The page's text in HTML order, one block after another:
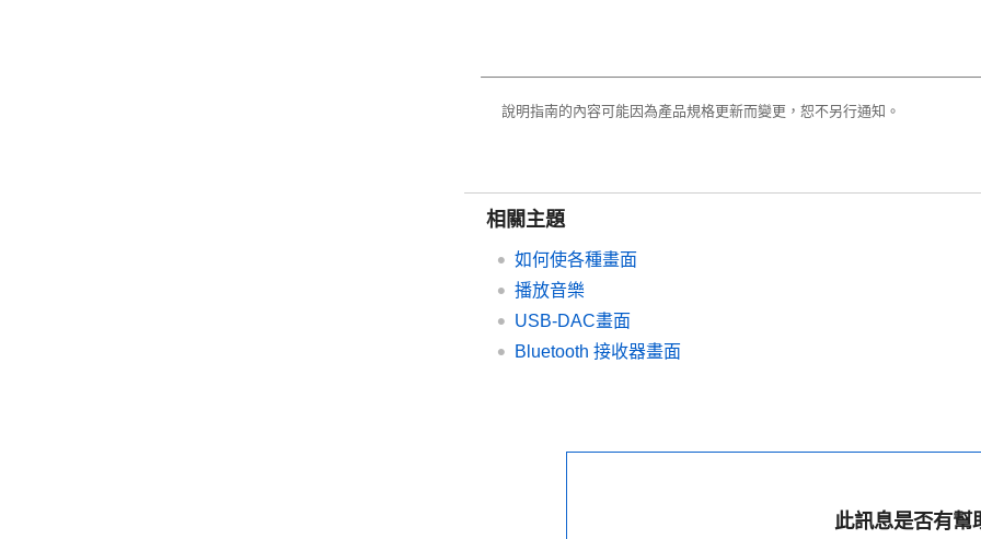
說明指南的內容可能因為產品規格更新而變更，恕不另行通知。
相關主題
如何使各種畫面
播放音樂
USB-DAC畫面
Bluetooth 接收器畫面
此訊息是否有幫